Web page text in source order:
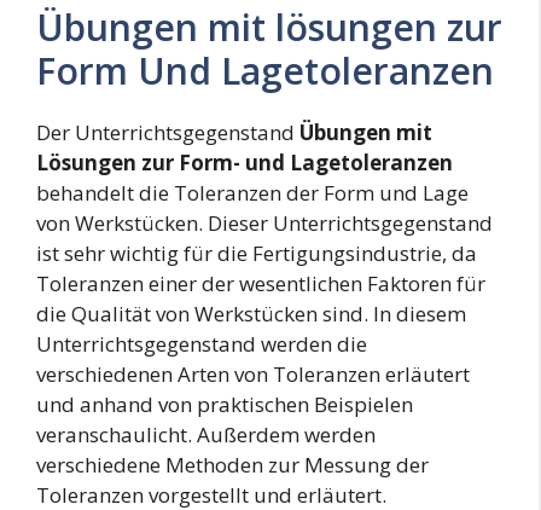
Übungen mit lösungen zur
Form Und Lagetoleranzen
Der Unterrichtsgegenstand Übungen mit
Lösungen zur Form- und Lagetoleranzen
behandelt die Toleranzen der Form und Lage
von Werkstücken. Dieser Unterrichtsgegenstand
ist sehr wichtig für die Fertigungsindustrie, da
Toleranzen einer der wesentlichen Faktoren für
die Qualität von Werkstücken sind. In diesem
Unterrichtsgegenstand werden die
verschiedenen Arten von Toleranzen erläutert
und anhand von praktischen Beispielen
veranschaulicht. Außerdem werden
verschiedene Methoden zur Messung der
Toleranzen vorgestellt und erläutert.